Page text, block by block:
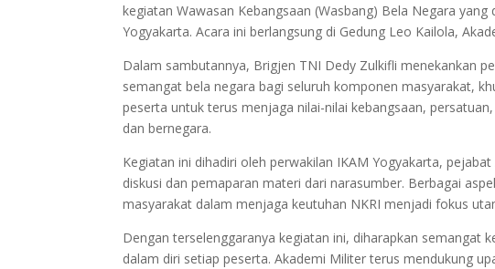
kegiatan Wawasan Kebangsaan (Wasbang) Bela Negara
Yogyakarta. Acara ini berlangsung di Gedung Leo Kailola,
Dalam sambutannya, Brigjen TNI Dedy Zulkifli menekankan
semangat bela negara bagi seluruh komponen masyarakat,
peserta untuk terus menjaga nilai-nilai kebangsaan,
dan bernegara.
Kegiatan ini dihadiri oleh perwakilan IKAM Yogyakarta,
diskusi dan pemaparan materi dari narasumber. Berbagai
masyarakat dalam menjaga keutuhan NKRI menjadi fokus
Dengan terselenggaranya kegiatan ini, diharapkan semangat
dalam diri setiap peserta. Akademi Militer terus mendukung